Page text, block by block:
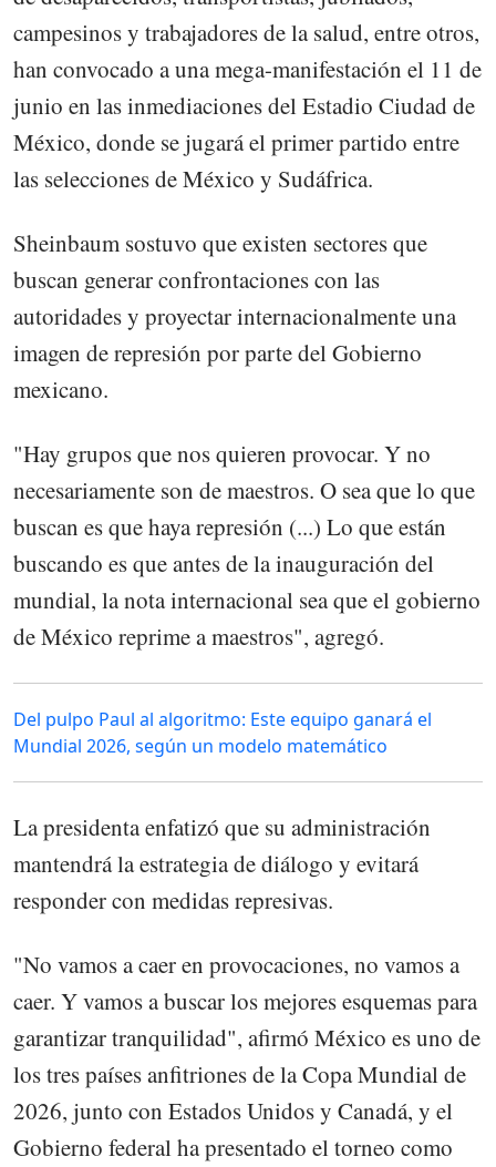
campesinos y trabajadores de la salud, entre otros,
han convocado a una mega-manifestación el 11 de
junio en las inmediaciones del Estadio Ciudad de
México, donde se jugará el primer partido entre
las selecciones de México y Sudáfrica.
Sheinbaum sostuvo que existen sectores que
buscan generar confrontaciones con las
autoridades y proyectar internacionalmente una
imagen de represión por parte del Gobierno
mexicano.
"Hay grupos que nos quieren provocar. Y no
necesariamente son de maestros. O sea que lo que
buscan es que haya represión (...) Lo que están
buscando es que antes de la inauguración del
mundial, la nota internacional sea que el gobierno
de México reprime a maestros", agregó.
Del pulpo Paul al algoritmo: Este equipo ganará el
Mundial 2026, según un modelo matemático
La presidenta enfatizó que su administración
mantendrá la estrategia de diálogo y evitará
responder con medidas represivas.
"No vamos a caer en provocaciones, no vamos a
caer. Y vamos a buscar los mejores esquemas para
garantizar tranquilidad", afirmó México es uno de
los tres países anfitriones de la Copa Mundial de
2026, junto con Estados Unidos y Canadá, y el
Gobierno federal ha presentado el torneo como